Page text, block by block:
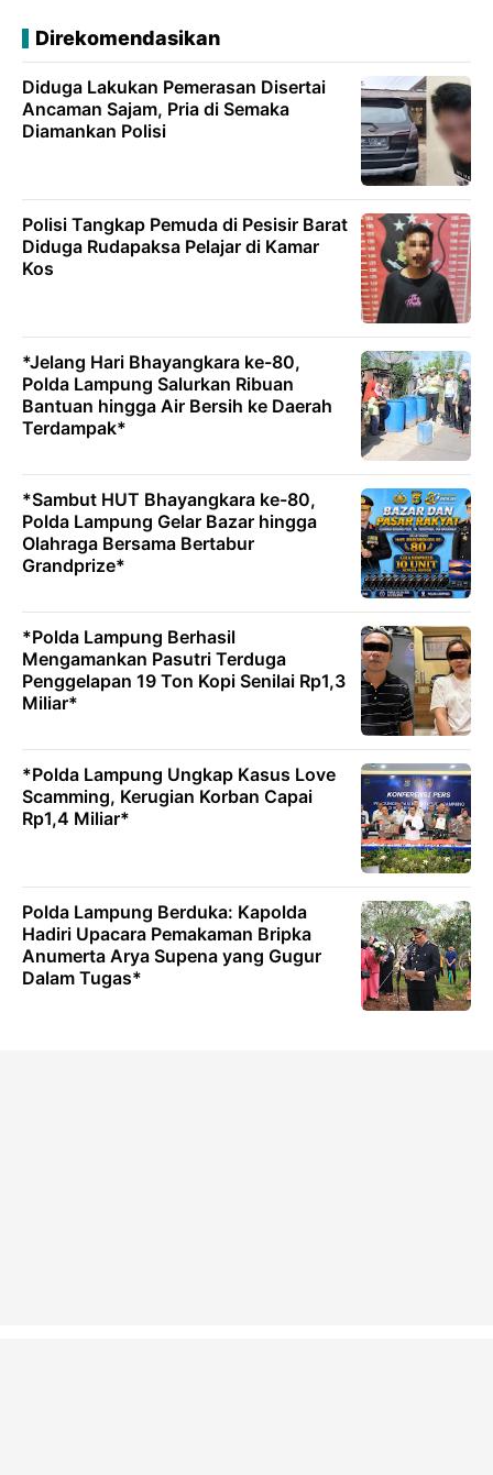
Direkomendasikan
Diduga Lakukan Pemerasan Disertai
Ancaman Sajam, Pria di Semaka
Diamankan Polisi
Polisi Tangkap Pemuda di Pesisir Barat
Diduga Rudapaksa Pelajar di Kamar
Kos
*Jelang Hari Bhayangkara ke-80,
Polda Lampung Salurkan Ribuan
Bantuan hingga Air Bersih ke Daerah
Terdampak*
*Sambut HUT Bhayangkara ke-80,
Polda Lampung Gelar Bazar hingga
Olahraga Bersama Bertabur
Grandprize*
*Polda Lampung Berhasil
Mengamankan Pasutri Terduga
Penggelapan 19 Ton Kopi Senilai Rp1,3
Miliar*
*Polda Lampung Ungkap Kasus Love
Scamming, Kerugian Korban Capai
Rp1,4 Miliar*
Polda Lampung Berduka: Kapolda
Hadiri Upacara Pemakaman Bripka
Anumerta Arya Supena yang Gugur
Dalam Tugas*